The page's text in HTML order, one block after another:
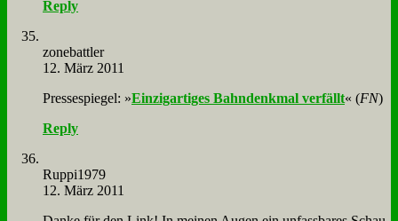
Reply
zone­batt­ler
12. März 2011
Pres­se­spie­gel: »Ein­zig­ar­ti­ges Bahn­denk­mal ver­fällt« (FN)
Reply
Ruppi1979
12. März 2011